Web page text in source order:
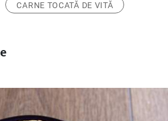
CARNE TOCATĂ DE VITĂ